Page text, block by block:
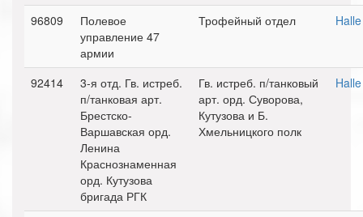
96809
Полевое
управление 47
армии
Трофейный отдел Halle
92414
3-я отд. Гв. истреб.
п/танковая арт.
Брестско-
Варшавская орд.
Ленина
Краснознаменная
орд. Кутузова
бригада РГК
Гв. истреб. п/танковый
арт. орд. Суворова,
Кутузова и Б.
Хмельницкого полк
Halle